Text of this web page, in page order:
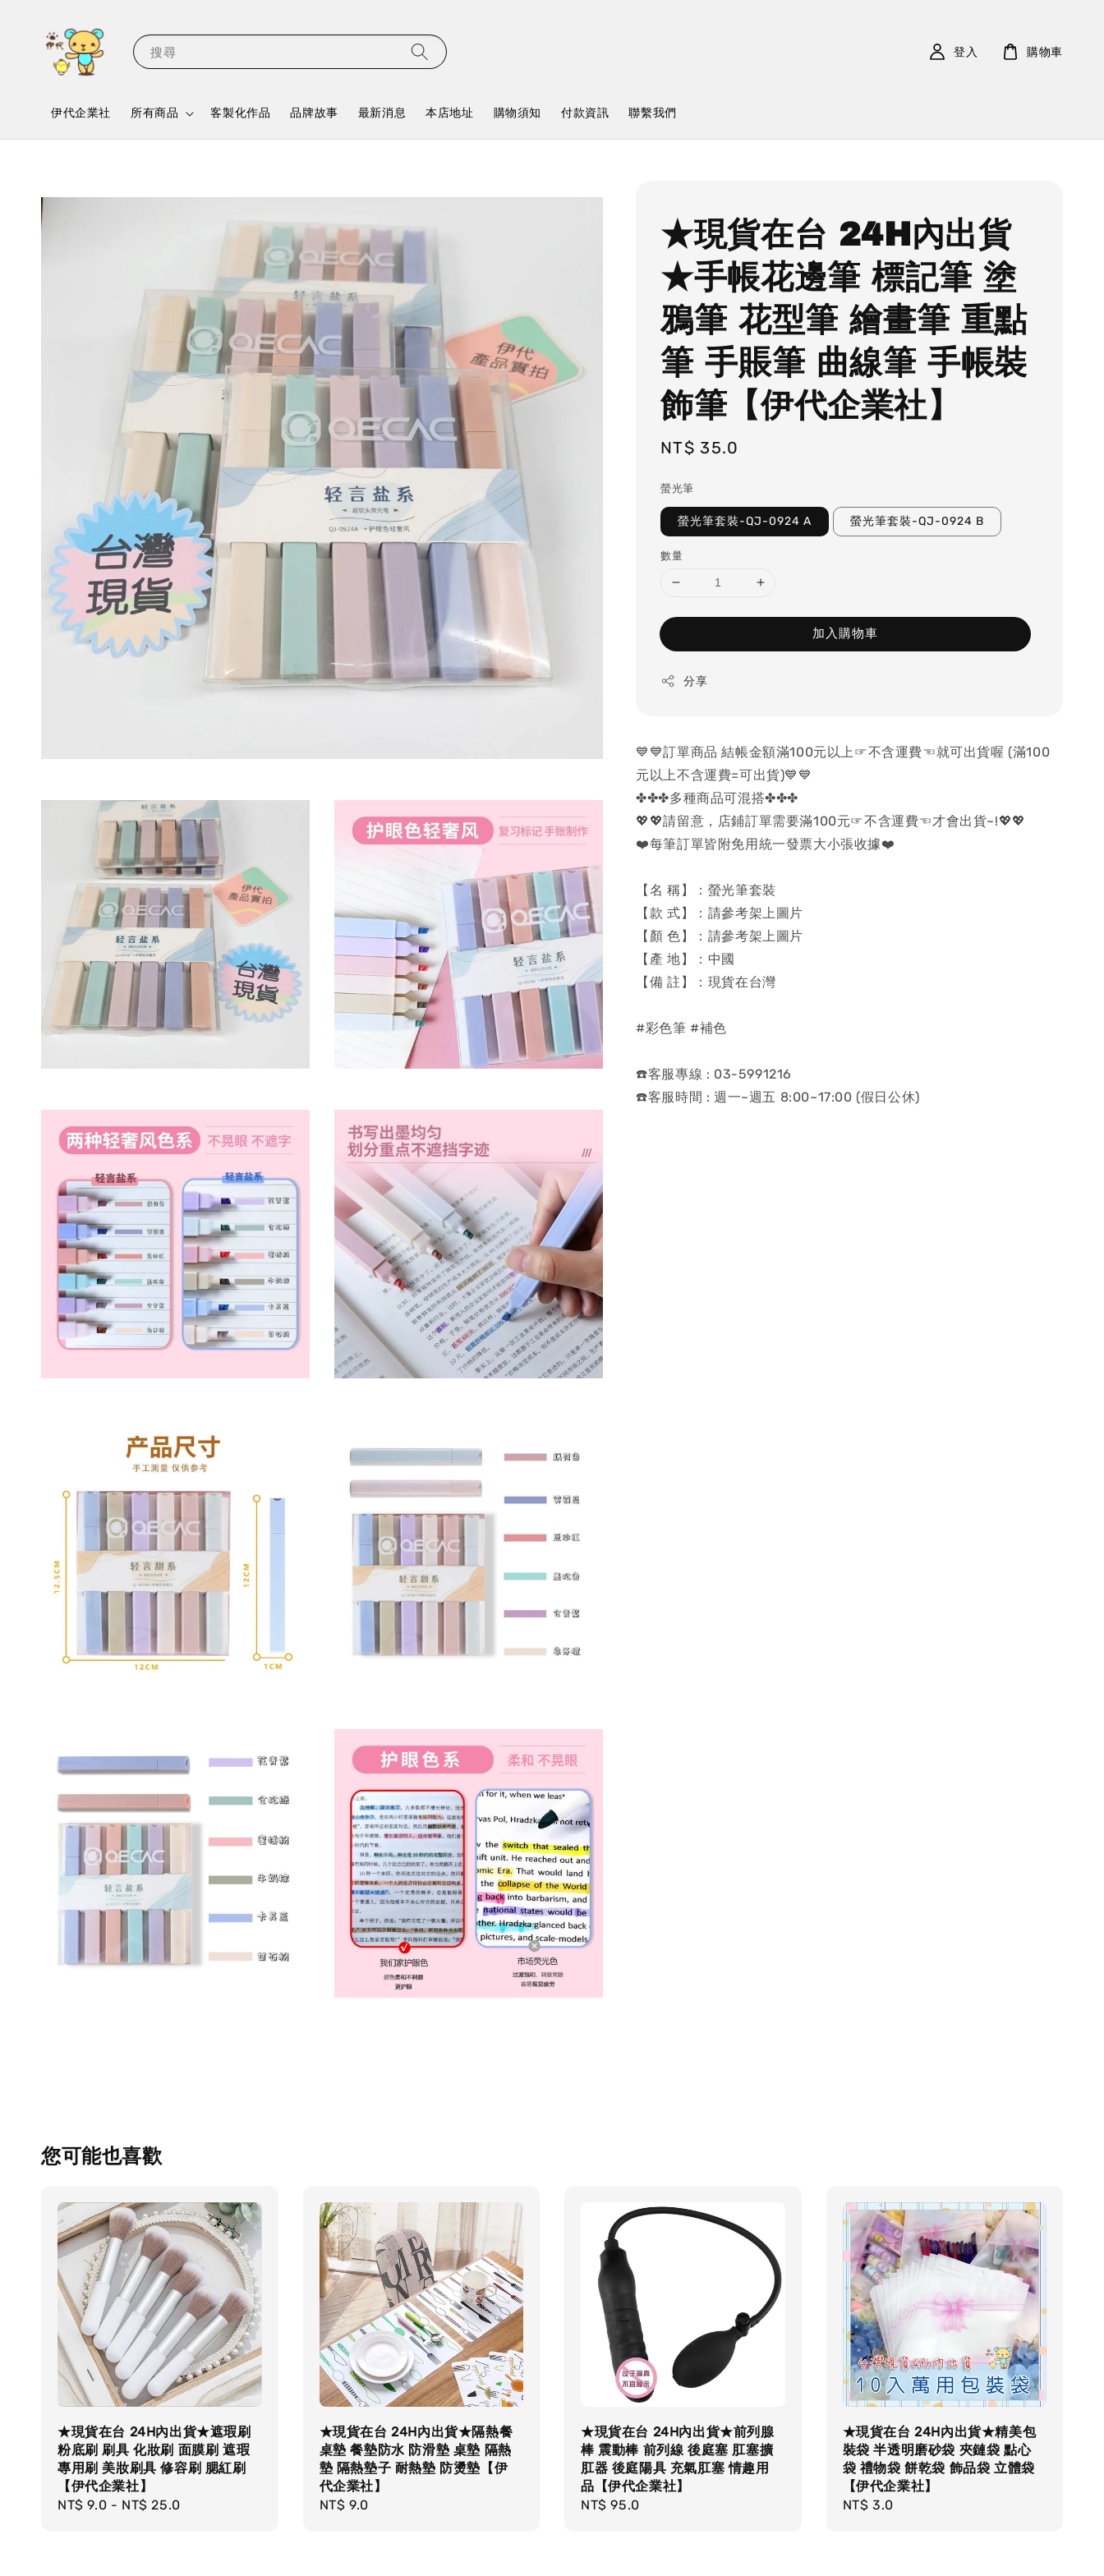
搜尋
伊代企業社 所有商品 客製化作品 品牌故事 最新消息 本店地址 購物須知 付款資訊 聯繫我們
登入 購物車
★現貨在台 24H內出貨
★手帳花邊筆 標記筆 塗
鴉筆 花型筆 繪畫筆 重點
筆 手賬筆 曲線筆 手帳裝
飾筆【伊代企業社】
Regular
NT$ 35.0
螢光筆
螢光筆套裝-QJ-0924 A 螢光筆套裝-QJ-0924 B
數量
加入購物車
分享
💙💙訂單商品 結帳金額滿100元以上☞不含運費☜就可出貨喔 (滿100
元以上不含運費=可出貨)💙💙
✤✤✤多種商品可混搭✤✤✤
💖💖請留意，店鋪訂單需要滿100元☞不含運費☜才會出貨~!💖💖
❤️每筆訂單皆附免用統一發票大小張收據❤️
【名 稱】：螢光筆套裝
【款 式】：請參考架上圖片
【顏 色】：請參考架上圖片
【產 地】：中國
【備 註】：現貨在台灣
#彩色筆 #補色
☎️客服專線 : 03-5991216
☎️客服時間 : 週一~週五 8:00~17:00 (假日公休)
您可能也喜歡
★現貨在台 24H內出貨★遮瑕刷
粉底刷 刷具 化妝刷 面膜刷 遮瑕
專用刷 美妝刷具 修容刷 腮紅刷
【伊代企業社】
Regular
NT$ 9.0 - NT$ 25.0
★現貨在台 24H內出貨★隔熱餐
桌墊 餐墊防水 防滑墊 桌墊 隔熱
墊 隔熱墊子 耐熱墊 防燙墊【伊
代企業社】
Regular
NT$ 9.0
★現貨在台 24H內出貨★前列腺
棒 震動棒 前列線 後庭塞 肛塞擴
肛器 後庭陽具 充氣肛塞 情趣用
品【伊代企業社】
Regular
NT$ 95.0
★現貨在台 24H內出貨★精美包
裝袋 半透明磨砂袋 夾鏈袋 點心
袋 禮物袋 餅乾袋 飾品袋 立體袋
【伊代企業社】
Regular
NT$ 3.0